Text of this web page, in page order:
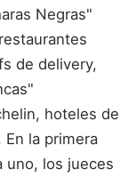
Negras"
de delivery,
hoteles de
En la primera
uno, los jueces